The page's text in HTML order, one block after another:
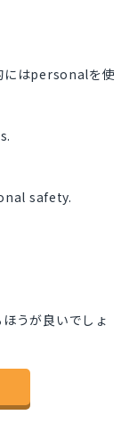
にはpersonalを使
safety.
うが良いでしょ